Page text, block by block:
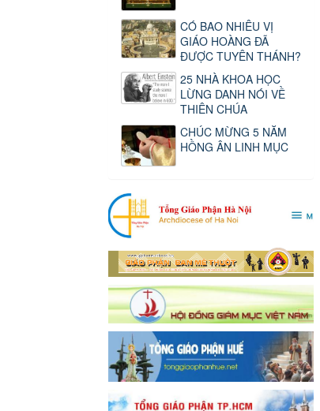
CÓ BAO NHIÊU VỊ
GIÁO HOÀNG ĐÃ
ĐƯỢC TUYÊN THÁNH?
25 NHÀ KHOA HỌC
LỪNG DANH NÓI VỀ
THIÊN CHÚA
CHÚC MỪNG 5 NĂM
HỒNG ÂN LINH MỤC